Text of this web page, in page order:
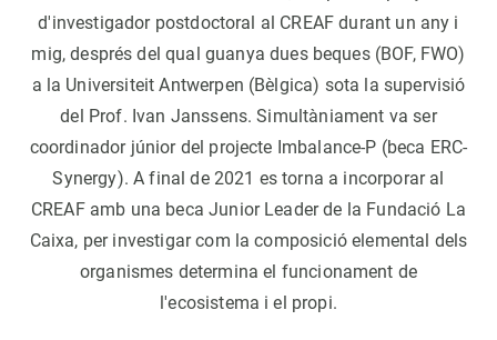
d'investigador postdoctoral al CREAF durant un any i
mig, després del qual guanya dues beques (BOF, FWO)
a la Universiteit Antwerpen (Bèlgica) sota la supervisió
del Prof. Ivan Janssens. Simultàniament va ser
coordinador júnior del projecte Imbalance-P (beca ERC-
Synergy). A final de 2021 es torna a incorporar al
CREAF amb una beca Junior Leader de la Fundació La
Caixa, per investigar com la composició elemental dels
organismes determina el funcionament de
l'ecosistema i el propi.